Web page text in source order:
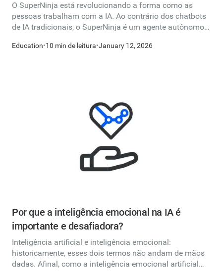
O SuperNinja está revolucionando a forma como as
pessoas trabalham com a IA. Ao contrário dos chatbots
de IA tradicionais, o SuperNinja é um agente autônomo
de concluir fluxos de trabalho inteiros do início ao fim.
Education•10 min de leitura•January 12, 2026
Por que a inteligência emocional na IA é
importante e desafiadora?
Inteligência artificial e inteligência emocional:
historicamente, esses dois termos não andam de mãos
dadas. Afinal, como a inteligência emocional artificial